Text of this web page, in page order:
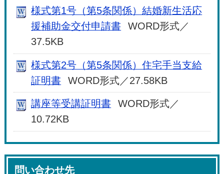
様式第1号（第5条関係）結婚新生活応
援補助金交付申請書
WORD形式／
37.5KB
様式第2号（第5条関係）住宅手当支給
証明書
WORD形式／27.58KB
講座等受講証明書
WORD形式／
10.72KB
問い合わせ先